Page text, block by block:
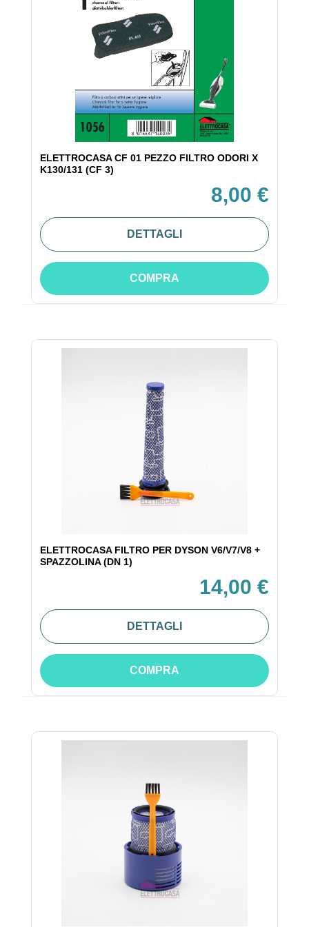
ELETTROCASA CF 01 PEZZO FILTRO ODORI X
K130/131 (CF 3)
8,00 €
DETTAGLI
COMPRA
ELETTROCASA FILTRO PER DYSON V6/V7/V8 +
SPAZZOLINA (DN 1)
14,00 €
DETTAGLI
COMPRA